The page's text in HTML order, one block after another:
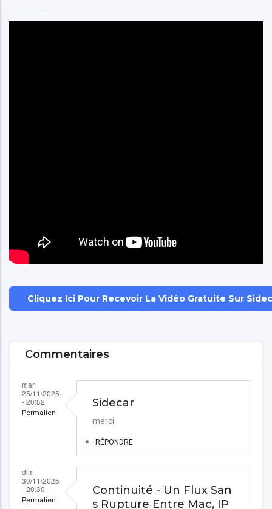
Cliquez Ici Pour Recevoir La Vidéo Gratuite Sur
Commentaires
mar
25/11/2025
- 20:52
Permalien
Sidecar
merci
RÉPONDRE
dim
30/11/2025
- 20:30
Permalien
Continuité - Un Flux San
s Rupture Entre Mac, IP